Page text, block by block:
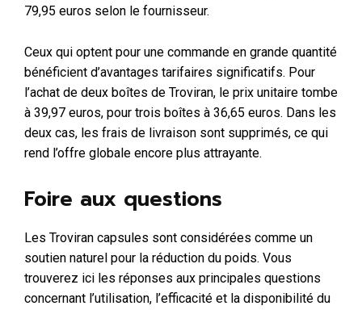
79,95 euros selon le fournisseur.
Ceux qui optent pour une commande en grande quantité
bénéficient d’avantages tarifaires significatifs. Pour
l’achat de deux boîtes de Troviran, le prix unitaire tombe
à 39,97 euros, pour trois boîtes à 36,65 euros. Dans les
deux cas, les frais de livraison sont supprimés, ce qui
rend l’offre globale encore plus attrayante.
Foire aux questions
Les Troviran capsules sont considérées comme un
soutien naturel pour la réduction du poids. Vous
trouverez ici les réponses aux principales questions
concernant l’utilisation, l’efficacité et la disponibilité du